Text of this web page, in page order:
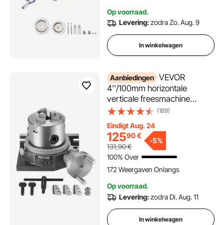
boorstandaards
Tafelboorfreesmachine
Op voorraad.
Levering:zodra Zo. Aug. 9
In winkelwagen
Aanbiedingen VEVOR
4''/100mm horizontale
verticale freesmachine
draaitafel met 3,1''/80mm 3-
boutmoeren voor
freesmachine
indexeergereedschappen
(189)
Eindigt Aug. 24
12590€
131,90€
-5%
100% Over
172 Weergaven Onlangs
Op voorraad.
Levering:zodra Di. Aug. 11
In winkelwagen